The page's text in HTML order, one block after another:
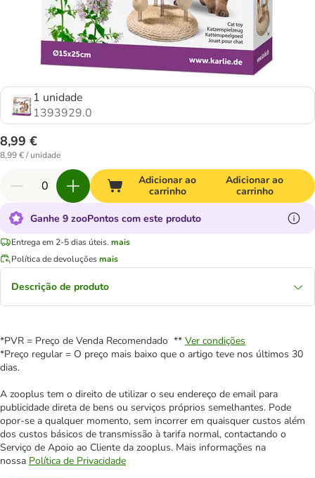
1 unidade
1393929.0
8,99 €
8,99 € / unidade
Adicionar ao
carrinho
Adicionar ao
carrinho
Ganhe 9 zooPontos com este produto
Entrega em 2-5 dias úteis. mais
Política de devoluçõesmais
Descrição de produto
*PVR = Preço de Venda Recomendado ** Ver condições
*Preço regular = O preço mais baixo que o artigo teve nos últimos 30
dias.
A zooplus tem o direito de utilizar o seu endereço de email para
publicidade direta de bens ou serviços próprios semelhantes. Pode
opor-se a qualquer momento, sem incorrer em quaisquer custos além
dos custos básicos de transmissão à tarifa normal, contactando o
Serviço de Apoio ao Cliente da zooplus. Mais informações na
nossa Política de Privacidade